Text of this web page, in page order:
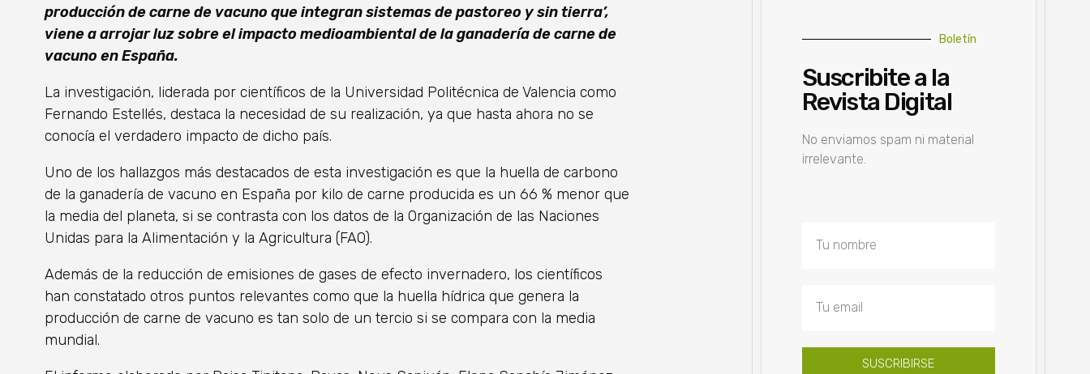
producción de carne de vacuno que integran sistemas de pastoreo y sin tierra’,
viene a arrojar luz sobre el impacto medioambiental de la ganadería de carne de
vacuno en España.
La investigación, liderada por científicos de la Universidad Politécnica de Valencia como
Fernando Estellés, destaca la necesidad de su realización, ya que hasta ahora no se
conocía el verdadero impacto de dicho país.
Uno de los hallazgos más destacados de esta investigación es que la huella de carbono
de la ganadería de vacuno en España por kilo de carne producida es un 66 % menor que
la media del planeta, si se contrasta con los datos de la Organización de las Naciones
Unidas para la Alimentación y la Agricultura (FAO).
Además de la reducción de emisiones de gases de efecto invernadero, los científicos
han constatado otros puntos relevantes como que la huella hídrica que genera la
producción de carne de vacuno es tan solo de un tercio si se compara con la media
mundial.
Boletín
Suscribite a la
Revista Digital
No enviamos spam ni material
irrelevante.
SUSCRIBIRSE